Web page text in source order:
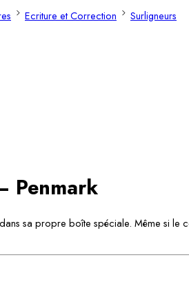
Ecriture et Correction Surligneurs
Penmark
sa propre boîte spéciale. Même si